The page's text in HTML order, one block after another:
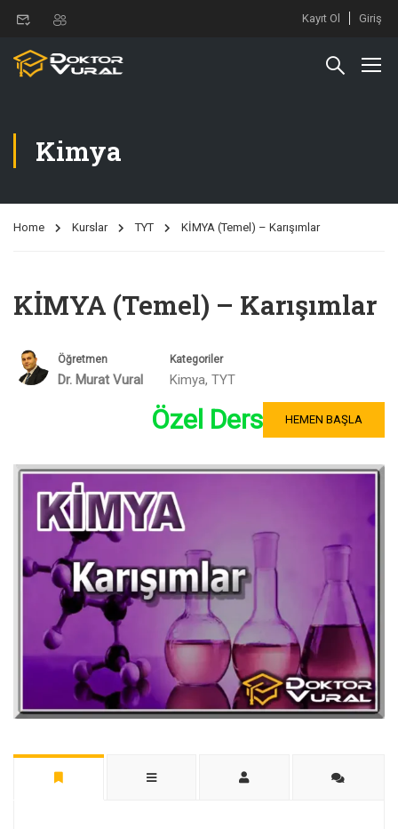
Kayıt Ol Giriş
Kimya
Home Kurslar TYT KİMYA (Temel) – Karışımlar
KİMYA (Temel) – Karışımlar
Öğretmen
Dr. Murat Vural
Kategoriler
Kimya, TYT
Özel Ders HEMEN BAŞLA